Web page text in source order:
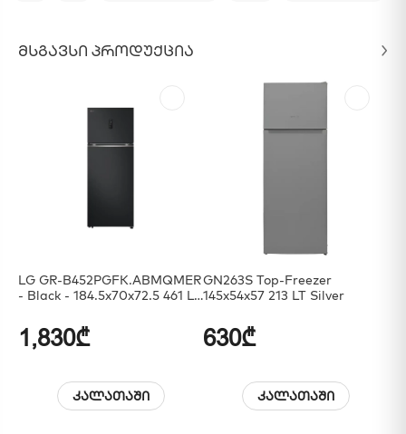
ᲛᲡᲒᲐᲕᲡᲘ ᲞᲠᲝᲓᲣᲥᲪᲘᲐ
LG GR-B452PGFK.ABMQMER
- Black - 184.5x70x72.5 461 LT
1,830₾
კალათაში
GN263S Top-Freezer
145x54x57 213 LT Silver
630₾
კალათაში